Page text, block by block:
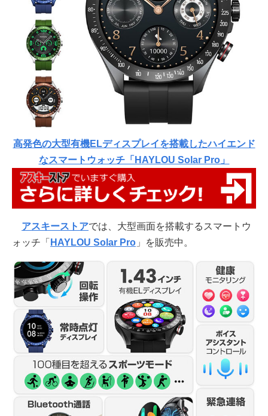
高発色の大型有機ELディスプレイを搭載したハイエンド
なスマートウォッチ「HAYLOU Solar Pro」
アスキーストアでは、大型画面を搭載するスマートウ
ォッチ「 HAYLOU Solar Pro 」を販売中。